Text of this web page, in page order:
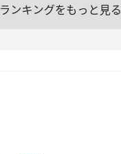
ランキングをもっと見る